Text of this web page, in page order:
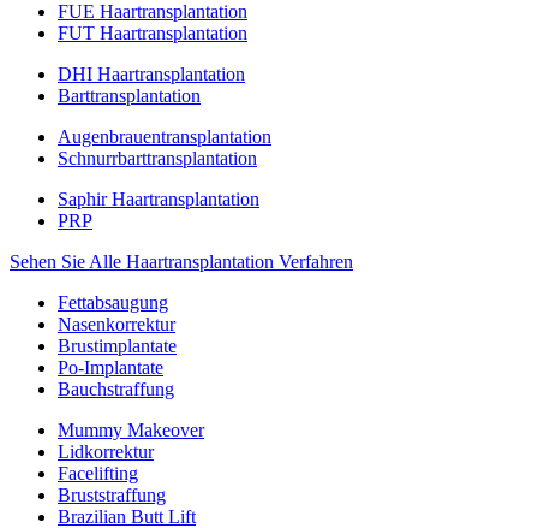
FUE Haartransplantation
FUT Haartransplantation
DHI Haartransplantation
Barttransplantation
Augenbrauentransplantation
Schnurrbarttransplantation
Saphir Haartransplantation
PRP
Sehen Sie Alle Haartransplantation Verfahren
Fettabsaugung
Nasenkorrektur
Brustimplantate
Po-Implantate
Bauchstraffung
Mummy Makeover
Lidkorrektur
Facelifting
Bruststraffung
Brazilian Butt Lift